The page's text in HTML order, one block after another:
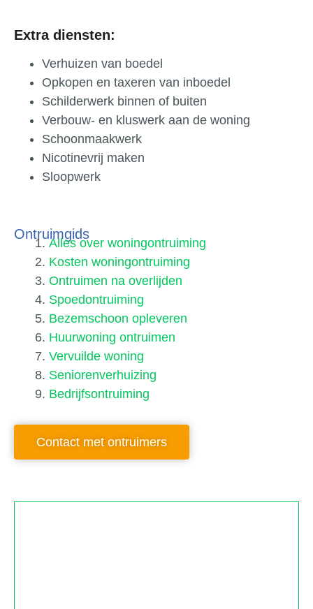
Extra diensten:
Verhuizen van boedel
Opkopen en taxeren van inboedel
Schilderwerk binnen of buiten
Verbouw- en kluswerk aan de woning
Schoonmaakwerk
Nicotinevrij maken
Sloopwerk
Ontruimgids
Alles over woningontruiming
Kosten woningontruiming
Ontruimen na overlijden
Spoedontruiming
Bezemschoon opleveren
Huurwoning ontruimen
Vervuilde woning
Seniorenverhuizing
Bedrijfsontruiming
Contact met ontruimers